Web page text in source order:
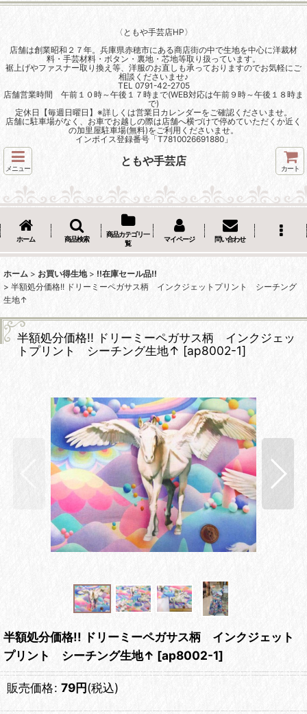
〈ともや手芸店HP〉
店舗は創業昭和２７年。兵庫県赤穂市にある商店街の中で生地を中心に洋裁材
料・手芸材料・ボタン・裏地・芯地等取り扱っています。
裾上げやファスナー取り換え等、洋服のお直しも承っておりますのでお気軽にご
相談くださいませ♪
TEL 0791-42-2705
店舗営業時間 午前１０時～午後１７時まで(WEB対応は午前９時～午後１８時ま
で)
定休日【毎週日曜日】※詳しくは営業日カレンダーをご確認くださいませ。
店舗に駐車場がなく、お車でお越しの際は店舗へ横づけで停めていただくか近く
の加里屋駐車場(無料)をご利用くださいませ。
インボイス登録番号「T7810026691880」
メニュー
ともや手芸店
カート
ホーム 商品検索
商品カテゴリ一
覧
マイページ 問い合わせ
ホーム > お買い得生地 > !!在庫セール品!!
> 半額処分価格!! ドリーミーペガサス柄 インクジェットプリント シーチング
生地↑
半額処分価格!! ドリーミーペガサス柄 インクジェッ
トプリント シーチング生地↑ [ap8002-1]
半額処分価格!! ドリーミーペガサス柄 インクジェット
プリント シーチング生地↑ [ap8002-1]
販売価格: 79円(税込)